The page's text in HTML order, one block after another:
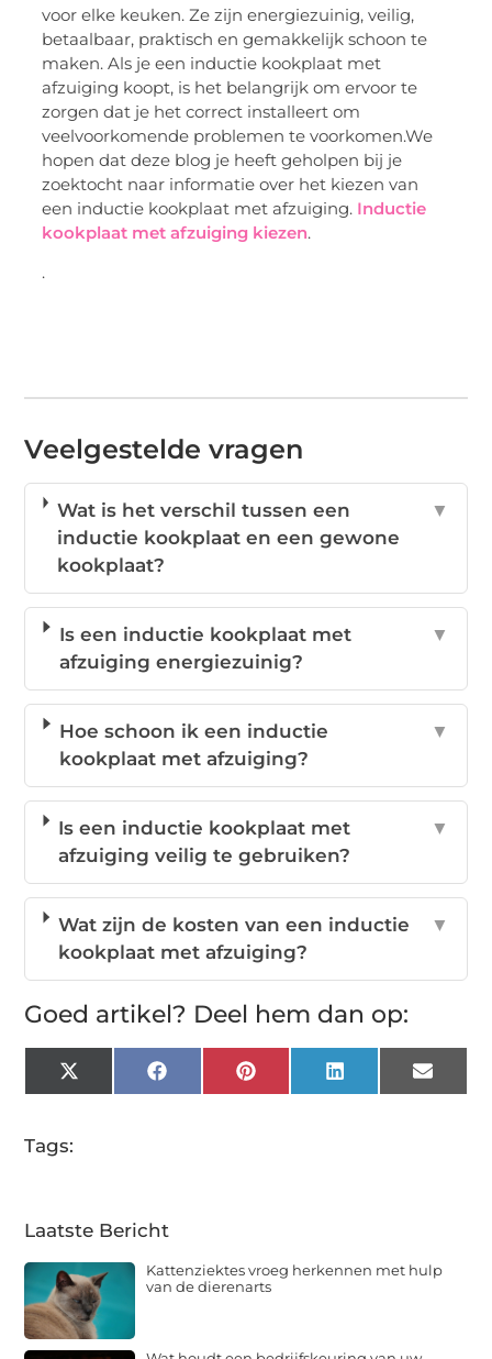
voor elke keuken. Ze zijn energiezuinig, veilig,
betaalbaar, praktisch en gemakkelijk schoon te
maken. Als je een inductie kookplaat met
afzuiging koopt, is het belangrijk om ervoor te
zorgen dat je het correct installeert om
veelvoorkomende problemen te voorkomen.We
hopen dat deze blog je heeft geholpen bij je
zoektocht naar informatie over het kiezen van
een inductie kookplaat met afzuiging. Inductie
kookplaat met afzuiging kiezen.
.
Veelgestelde vragen
Wat is het verschil tussen een
inductie kookplaat en een gewone
kookplaat?
▼
Is een inductie kookplaat met
afzuiging energiezuinig?
▼
Hoe schoon ik een inductie
kookplaat met afzuiging?
▼
Is een inductie kookplaat met
afzuiging veilig te gebruiken?
▼
Wat zijn de kosten van een inductie
kookplaat met afzuiging?
▼
Goed artikel? Deel hem dan op:
X
(Twitter)
FacebookPinterestLinkedInEmail
Tags:
Laatste Bericht
Kattenziektes vroeg herkennen met hulp
van de dierenarts